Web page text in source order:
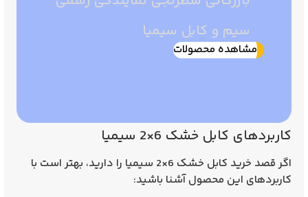
سیم و کابل سیمیا
مشاهده محصولات
کاربردهای کابل خشک 6×2 سیمیا
اگر قصد خرید کابل خشک 6×2 سیمیا
را دارید، بهتر است با
کاربردهای این محصول آشنا باشید: